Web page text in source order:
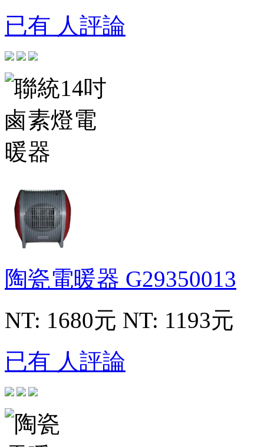
已有 人評論
陶瓷電暖器 G29350013
NT: 1680元 NT: 1193元
已有 人評論